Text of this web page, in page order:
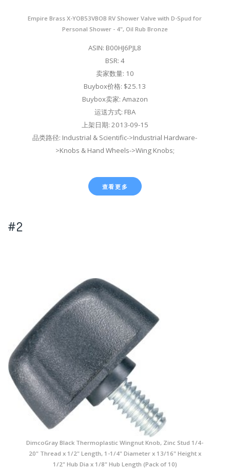
Empire Brass X-YOB53VBOB RV Shower Valve with D-Spud for
Personal Shower - 4", Oil Rub Bronze
ASIN: B00HJ6PJL8
BSR: 4
卖家数量: 10
Buybox价格: $25.13
Buybox卖家: Amazon
运送方式: FBA
上架日期: 2013-09-15
品类路径: Industrial & Scientific->Industrial Hardware-
>Knobs & Hand Wheels->Wing Knobs;
查看更多
#2
DimcoGray Black Thermoplastic Wingnut Knob, Zinc Stud 1/4-
20" Thread x 1/2" Length, 1-1/4" Diameter x 13/16" Height x
1/2" Hub Dia x 1/8" Hub Length (Pack of 10)